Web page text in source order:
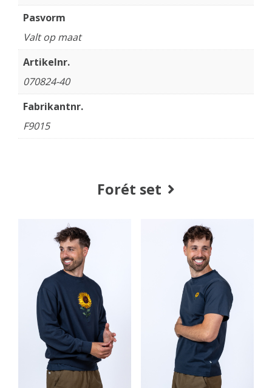
Pasvorm
Valt op maat
Artikelnr.
070824-40
Fabrikantnr.
F9015
Forét set